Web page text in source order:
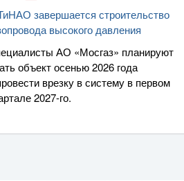
завершается строительство
высокого давления
АО «Мосгаз» планируют
объект осенью 2026 года
врезку в систему в первом
2027-го.